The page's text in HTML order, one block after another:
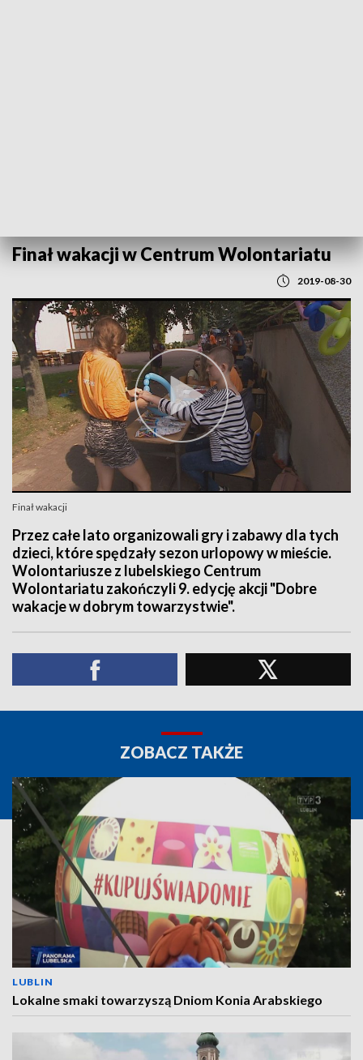
Finał wakacji w Centrum Wolontariatu
2019-08-30
Finał wakacji
Przez całe lato organizowali gry i zabawy dla tych
dzieci, które spędzały sezon urlopowy w mieście.
Wolontariusze z lubelskiego Centrum
Wolontariatu zakończyli 9. edycję akcji "Dobre
wakacje w dobrym towarzystwie".
ZOBACZ TAKŻE
LUBLIN
Lokalne smaki towarzyszą Dniom Konia Arabskiego